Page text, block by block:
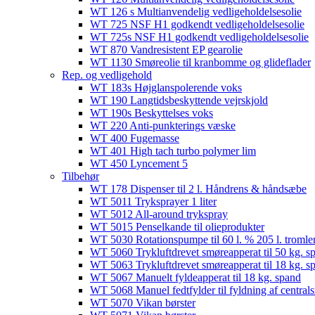
WT 126 s Multianvendelig vedligeholdelsesolie
WT 725 NSF H1 godkendt vedligeholdelsesolie​
WT 725s NSF H1 godkendt vedligeholdelsesolie​
WT 870 Vandresistent EP gearolie​
WT 1130 Smøreolie til kranbomme og glideflader​
Rep. og vedligehold
WT 183s Højglanspolerende voks
WT 190 Langtidsbeskyttende vejrskjold​
WT 190s Beskyttelses voks​
WT 220 Anti-punkterings væske
WT 400 Fugemasse
WT 401 High tach turbo polymer lim
WT 450 Lyncement 5
Tilbehør
WT 178 Dispenser til 2 l. Håndrens & håndsæbe
WT 5011 Tryksprayer 1 liter
WT 5012 All-around trykspray
WT 5015 Penselkande til olieprodukter
WT 5030 Rotationspumpe til 60 l. % 205 l.
WT 5060 Trykluftdrevet smøreapperat til 50 kg.
WT 5063 Trykluftdrevet smøreapperat til 18 kg.
WT 5067 Manuelt fyldeapperat til 18 kg. spand
WT 5068 Manuel fedtfylder til fyldning af
WT 5070 Vikan børster